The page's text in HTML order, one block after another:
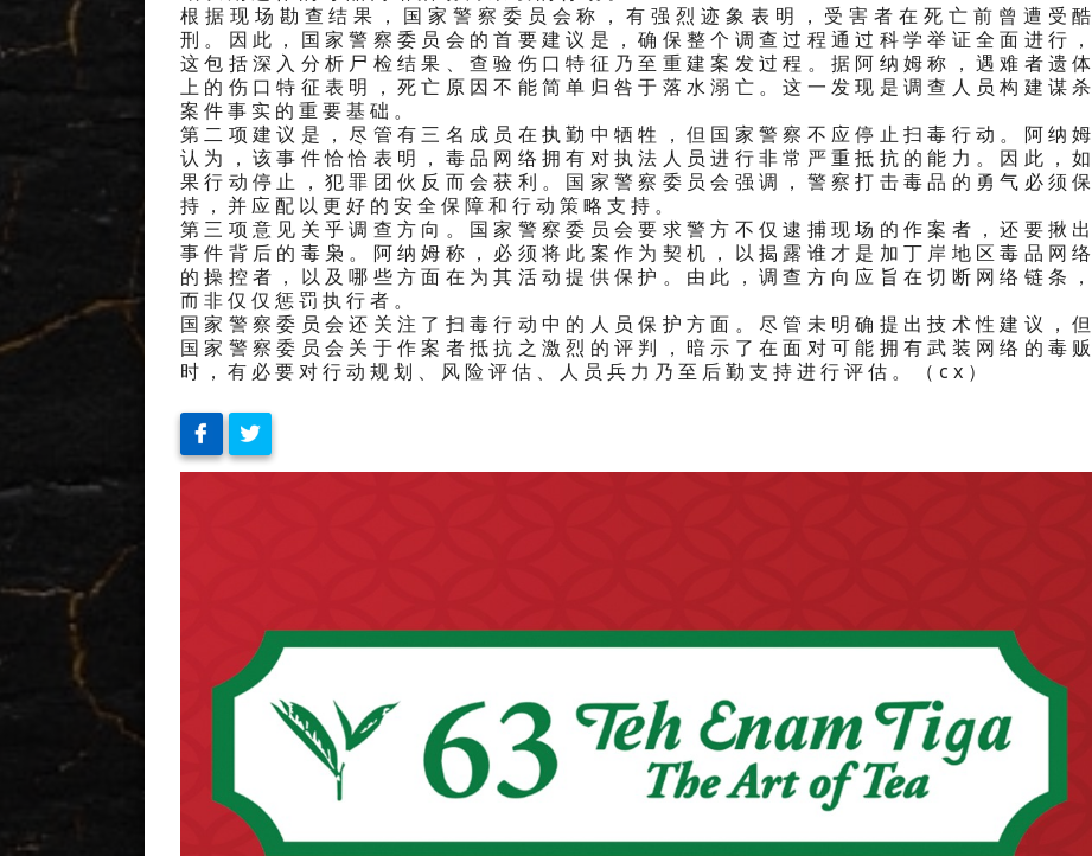
根据现场勘查结果，国家警察委员会称，有强烈迹象表明，受害者在死亡前曾遭受酷
刑。因此，国家警察委员会的首要建议是，确保整个调查过程通过科学举证全面进行，
这包括深入分析尸检结果、查验伤口特征乃至重建案发过程。据阿纳姆称，遇难者遗体
上的伤口特征表明，死亡原因不能简单归咎于落水溺亡。这一发现是调查人员构建谋杀
案件事实的重要基础。
第二项建议是，尽管有三名成员在执勤中牺牲，但国家警察不应停止扫毒行动。阿纳姆
认为，该事件恰恰表明，毒品网络拥有对执法人员进行非常严重抵抗的能力。因此，如
果行动停止，犯罪团伙反而会获利。国家警察委员会强调，警察打击毒品的勇气必须保
持，并应配以更好的安全保障和行动策略支持。
第三项意见关乎调查方向。国家警察委员会要求警方不仅逮捕现场的作案者，还要揪出
事件背后的毒枭。阿纳姆称，必须将此案作为契机，以揭露谁才是加丁岸地区毒品网络
的操控者，以及哪些方面在为其活动提供保护。由此，调查方向应旨在切断网络链条，
而非仅仅惩罚执行者。
国家警察委员会还关注了扫毒行动中的人员保护方面。尽管未明确提出技术性建议，但
国家警察委员会关于作案者抵抗之激烈的评判，暗示了在面对可能拥有武装网络的毒贩
时，有必要对行动规划、风险评估、人员兵力乃至后勤支持进行评估。（cx）